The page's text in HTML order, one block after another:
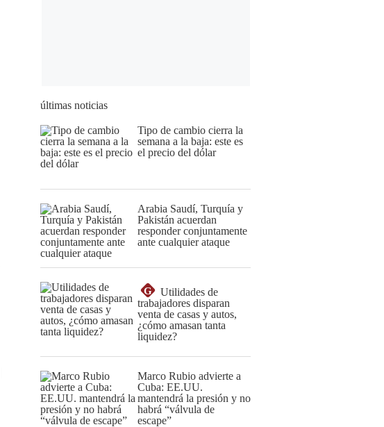
últimas noticias
Tipo de cambio cierra la
semana a la baja: este es
el precio del dólar
Arabia Saudí, Turquía y
Pakistán acuerdan
responder conjuntamente
ante cualquier ataque
G
Utilidades de
trabajadores disparan
venta de casas y autos,
¿cómo amasan tanta
liquidez?
Marco Rubio advierte a
Cuba: EE.UU.
mantendrá la presión y no
habrá “válvula de
escape”